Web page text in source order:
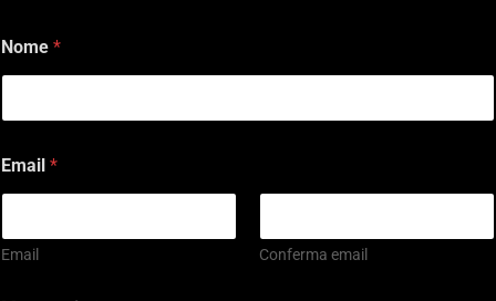
Nome *
Email *
Email Conferma email